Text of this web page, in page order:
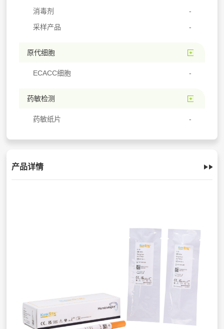
消毒剂
采样产品
原代细胞
ECACC细胞
药敏检测
药敏纸片
产品详情